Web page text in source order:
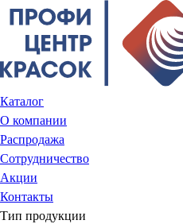
Каталог
О компании
Распродажа
Сотрудничество
Акции
Контакты
Тип продукции